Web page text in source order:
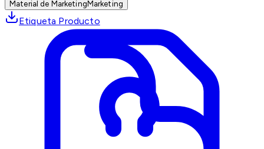
Material de MarketingMarketing
Etiqueta Producto